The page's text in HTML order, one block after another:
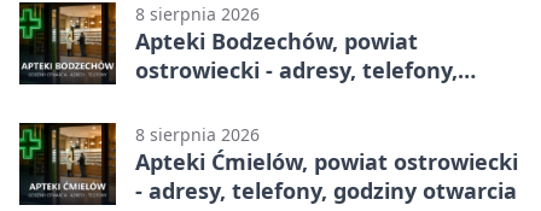
8 sierpnia 2026
Apteki Bodzechów, powiat
ostrowiecki - adresy, telefony,
8 sierpnia 2026
Apteki Ćmielów, powiat ostrowiecki
- adresy, telefony, godziny otwarcia